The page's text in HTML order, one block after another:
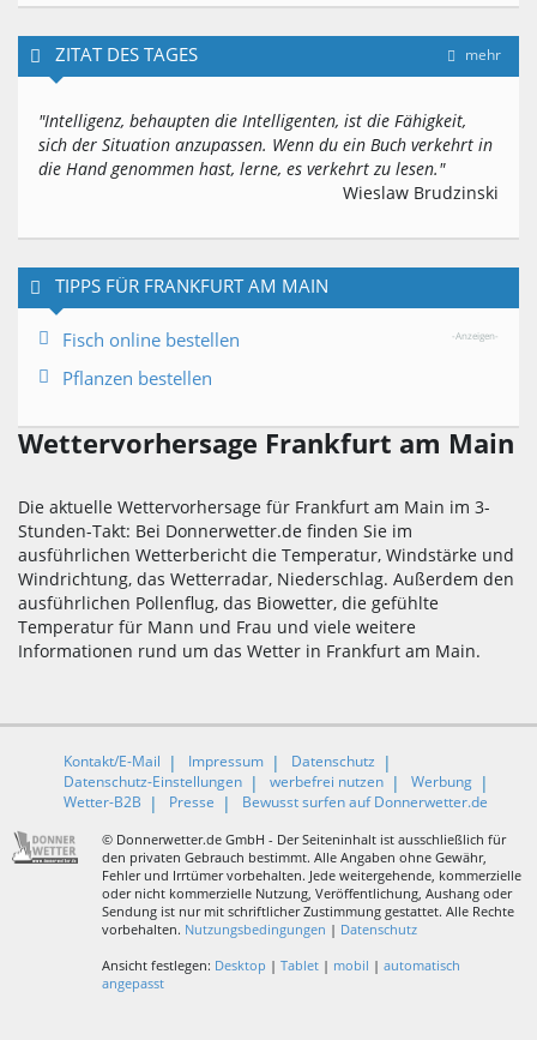
mehr
ZITAT DES TAGES
"Intelligenz, behaupten die Intelligenten, ist die Fähigkeit,
sich der Situation anzupassen. Wenn du ein Buch verkehrt in
die Hand genommen hast, lerne, es verkehrt zu lesen."
Wieslaw Brudzinski
TIPPS FÜR FRANKFURT AM MAIN
-Anzeigen-
Fisch online bestellen
Pflanzen bestellen
Wettervorhersage Frankfurt am Main
Die aktuelle Wettervorhersage für Frankfurt am Main im 3-
Stunden-Takt: Bei Donnerwetter.de finden Sie im
ausführlichen Wetterbericht die Temperatur, Windstärke und
Windrichtung, das Wetterradar, Niederschlag. Außerdem den
ausführlichen Pollenflug, das Biowetter, die gefühlte
Temperatur für Mann und Frau und viele weitere
Informationen rund um das Wetter in Frankfurt am Main.
Kontakt/E-Mail Impressum
Datenschutz
Datenschutz-Einstellungen
werbefrei nutzen
Werbung
Wetter-B2B
Presse Bewusst surfen auf Donnerwetter.de
© Donnerwetter.de GmbH - Der Seiteninhalt ist ausschließlich für
den privaten Gebrauch bestimmt. Alle Angaben ohne Gewähr,
Fehler und Irrtümer vorbehalten. Jede weitergehende, kommerzielle
oder nicht kommerzielle Nutzung, Veröffentlichung, Aushang oder
Sendung ist nur mit schriftlicher Zustimmung gestattet. Alle Rechte
vorbehalten. Nutzungsbedingungen | Datenschutz
Ansicht festlegen: Desktop | Tablet| mobil | automatisch
angepasst